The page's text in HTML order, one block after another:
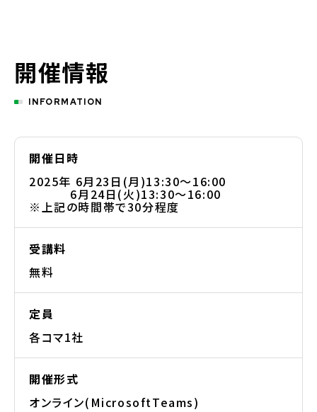
開催情報
INFORMATION
開催日時
2025年 6月23日(月)13:30～16:00
6月24日(火)13:30～16:00
※上記の時間帯で30分程度
受講料
無料
定員
各コマ1社
開催形式
オンライン(MicrosoftTeams)